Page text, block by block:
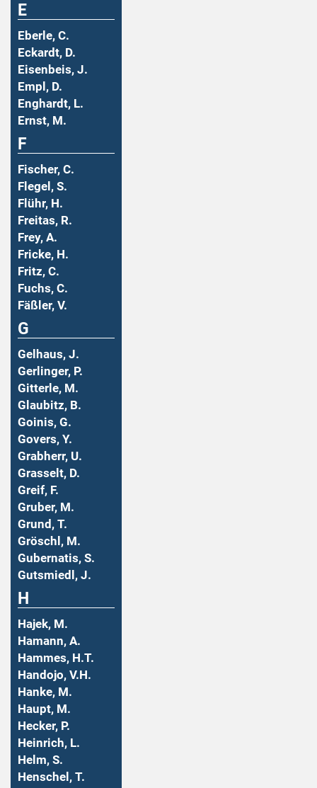
E
Eberle, C.
Eckardt, D.
Eisenbeis, J.
Empl, D.
Enghardt, L.
Ernst, M.
F
Fischer, C.
Flegel, S.
Flühr, H.
Freitas, R.
Frey, A.
Fricke, H.
Fritz, C.
Fuchs, C.
Fäßler, V.
G
Gelhaus, J.
Gerlinger, P.
Gitterle, M.
Glaubitz, B.
Goinis, G.
Govers, Y.
Grabherr, U.
Grasselt, D.
Greif, F.
Gruber, M.
Grund, T.
Gröschl, M.
Gubernatis, S.
Gutsmiedl, J.
H
Hajek, M.
Hamann, A.
Hammes, H.T.
Handojo, V.H.
Hanke, M.
Haupt, M.
Hecker, P.
Heinrich, L.
Helm, S.
Henschel, T.